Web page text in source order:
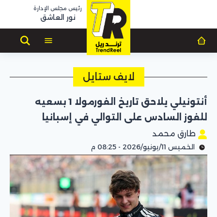
رئيس مجلس الإدارة
نور العاشق
لايف ستايل
أنتونيلي يلاحق تاريخ الفورمولا 1 بسعيه
للفوز السادس على التوالي في إسبانيا
طارق محمد
الخميس 11/يونيو/2026 - 08:25 م